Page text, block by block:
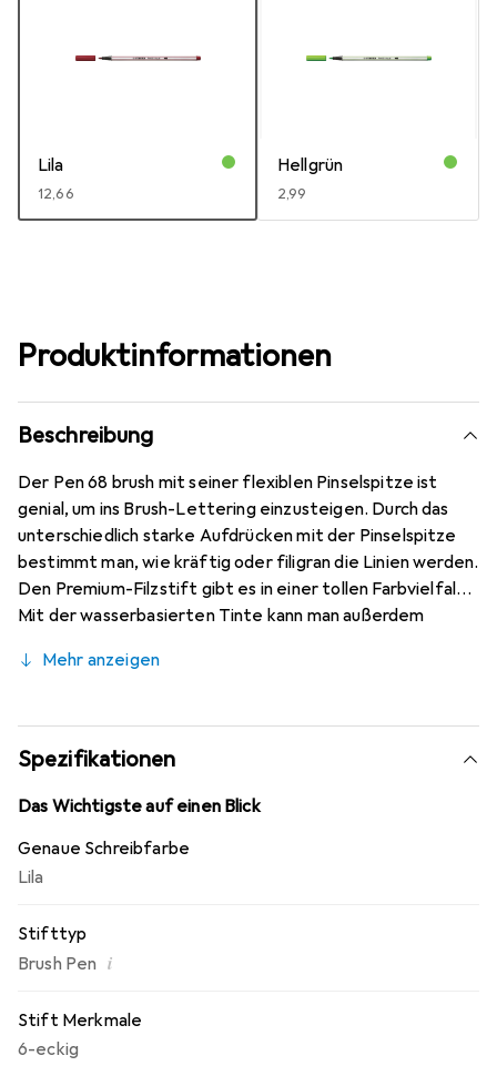
Lila
EUR
12,66
Hellgrün
EUR
2,99
Produktinformationen
Beschreibung
Der Pen 68 brush mit seiner flexiblen Pinselspitze ist
genial, um ins Brush-Lettering einzusteigen. Durch das
unterschiedlich starke Aufdrücken mit der Pinselspitze
bestimmt man, wie kräftig oder filigran die Linien werden.
Den Premium-Filzstift gibt es in einer tollen Farbvielfalt.
Mit der wasserbasierten Tinte kann man außerdem
Papier zaubern. Nicht geeignet für Kinder unter 3 Jahren,
Mehr anzeigen
Spezifikationen
Das Wichtigste auf einen Blick
Genaue Schreibfarbe
Lila
Stifttyp
Brush Pen i
Stift Merkmale
6-eckig